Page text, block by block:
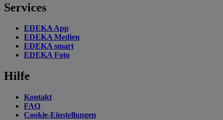
Services
EDEKA App
EDEKA Medien
EDEKA smart
EDEKA Foto
Hilfe
Kontakt
FAQ
Cookie-Einstellungen